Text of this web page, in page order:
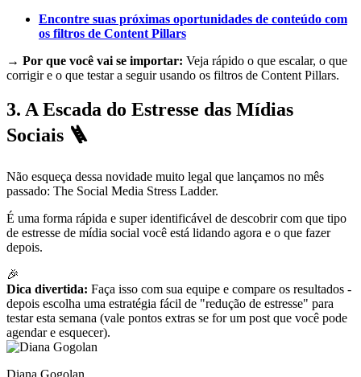
Encontre suas próximas oportunidades de conteúdo com
os filtros de Content Pillars
→ Por que você vai se importar: Veja rápido o que escalar, o que
corrigir e o que testar a seguir usando os filtros de Content Pillars.
3. A Escada do Estresse das Mídias
Sociais 🪜
Não esqueça dessa novidade muito legal que lançamos no mês
passado: The Social Media Stress Ladder.
É uma forma rápida e super identificável de descobrir com que tipo
de estresse de mídia social você está lidando agora e o que fazer
depois.
🎉
Dica divertida: Faça isso com sua equipe e compare os resultados -
depois escolha uma estratégia fácil de "redução de estresse" para
testar esta semana (vale pontos extras se for um post que você pode
agendar e esquecer).